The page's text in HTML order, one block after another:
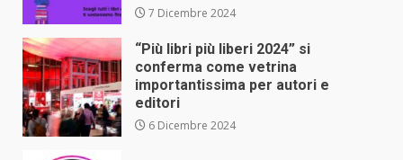
7 Dicembre 2024
“Più libri più liberi 2024” si
conferma come vetrina
importantissima per autori e
editori
6 Dicembre 2024